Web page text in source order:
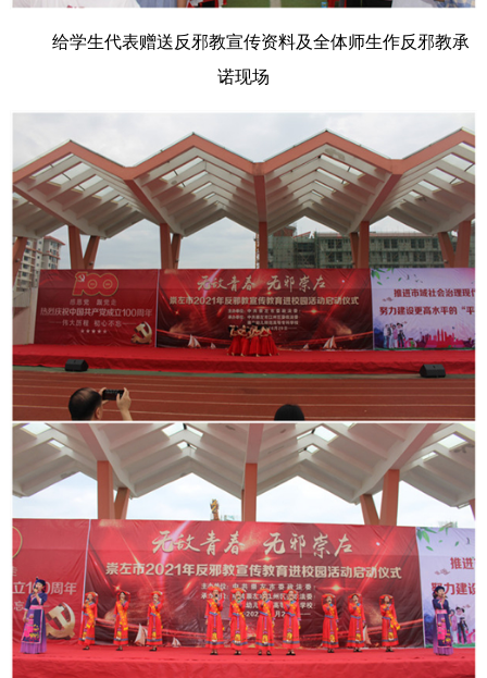
给学生代表赠送反邪教宣传资料及全体师生作反邪教承
诺现场